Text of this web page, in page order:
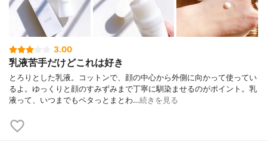
3.00
乳液苦手だけどこれは好き
とろりとした乳液。コットンで、顔の中心から外側に向かって使ってい
るよ。ゆっくりと顔のすみずみまで丁寧に馴染ませるのがポイント。乳
液って、いつまでもペタっとまとわ…続きを見る